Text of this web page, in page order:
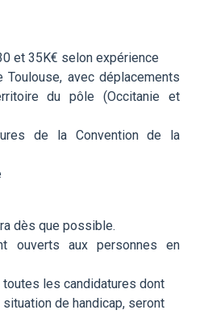
et 35K€ selon expérience
avec déplacements
du pôle (Occitanie et
de la Convention de la
dès que possible.
ouverts aux personnes en
les candidatures dont
de handicap, seront